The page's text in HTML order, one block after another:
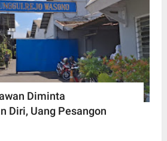
Diminta
Diri, Uang Pesangon